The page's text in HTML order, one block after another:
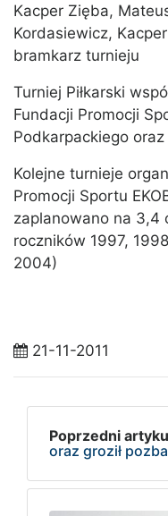
Kacper Zięba,
Kordasiewicz,
bramkarz turnieju
Turniej Piłkarski
Fundacji Promocji
Podkarpackiego
Kolejne turnieje
Promocji Sportu
zaplanowano na 3,4
roczników 1997,
2004)
21-11-2011
Poprzedni
oraz groził